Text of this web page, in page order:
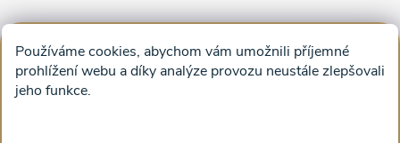
Používáme cookies, abychom vám umožnili příjemné
prohlížení webu a díky analýze provozu neustále zlepšovali
jeho funkce.
Obrazy na plátně na zeď a stěnu do obýváku
Facebook